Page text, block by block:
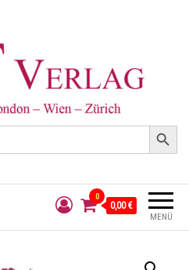
Search Button
MENÜ
0
0,00 €